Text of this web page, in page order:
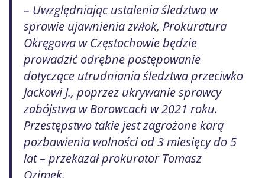
– Uwzględniając ustalenia śledztwa w
sprawie ujawnienia zwłok, Prokuratura
Okręgowa w Częstochowie będzie
prowadzić odrębne postępowanie
dotyczące utrudniania śledztwa przeciwko
Jackowi J., poprzez ukrywanie sprawcy
zabójstwa w Borowcach w 2021 roku.
Przestępstwo takie jest zagrożone karą
pozbawienia wolności od 3 miesięcy do 5
lat – przekazał prokurator Tomasz
Ozimek.